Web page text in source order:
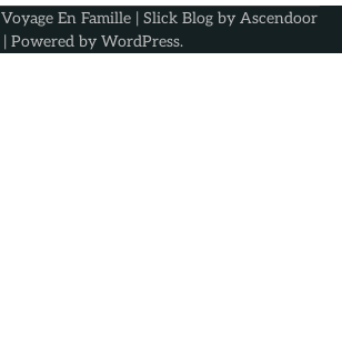
Voyage En Famille | Slick Blog by Ascendoor
| Powered by WordPress.